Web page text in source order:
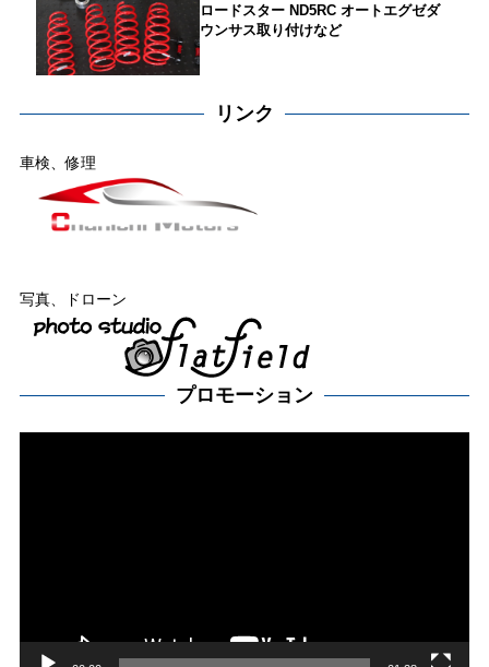
ロードスター ND5RC オートエグゼダ
ウンサス取り付けなど
リンク
車検、修理
写真、ドローン
プロモーション